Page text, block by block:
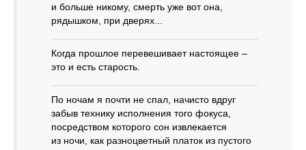
и больше никому, смерть уже вот она,
рядышком, при дверях...
Когда прошлое перевешивает настоящее –
это и есть старость.
По ночам я почти не спал, начисто вдруг
забыв технику исполнения того фокуса,
посредством которого сон извлекается
из ночи, как разноцветный платок из пустого